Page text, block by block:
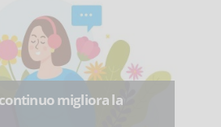
migliora la